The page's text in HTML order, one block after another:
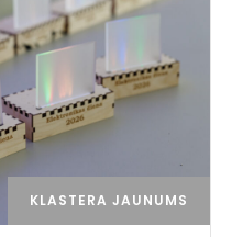
KLASTERA JAUNUMS